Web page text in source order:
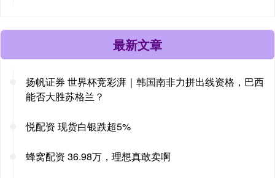
最新文章
扬帆证券 世界杯竞彩湃｜韩国南非力拼出线资格，巴西
能否大胜苏格兰？
悦配资 现货白银跌超5%
蜂窝配资 36.98万，理想真敢卖啊